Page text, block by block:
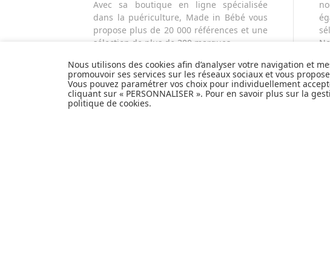
Avec sa boutique en ligne spécialisée
dans la puériculture, Made in Bébé vous
propose plus de 20 000 références et une
sélection de plus de 300 marques.
heureux événement ou faire plaisir à vos
proches et à vous-même, découvrez tout
notre univers et articles de produits de
puériculture, équipement bébé, hygiène
Nous utilisons des cookies afin d’analyser votre navigation et
promouvoir ses services sur les réseaux sociaux et vous
Vous pouvez paramétrer vos choix pour individuellement
cliquant sur « PERSONNALISER ». Pour en savoir plus sur la
politique de cookies.